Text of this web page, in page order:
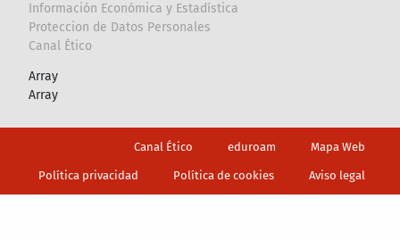
Información Económica y Estadística
Proteccion de Datos Personales
Canal Ético
Array
Array
Canal Ético eduroam Mapa Web
Política privacidad Política de cookies Aviso legal